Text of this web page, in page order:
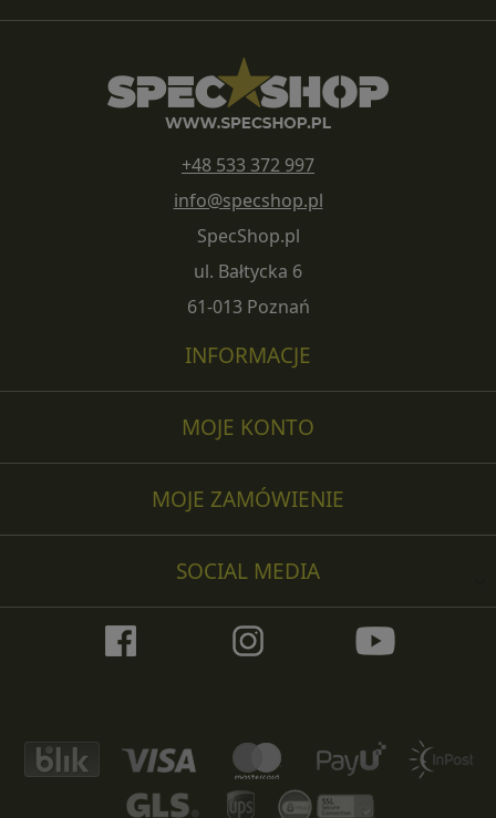
MOJE ZAMÓWIENIE
MOJE KONTO
+48 533 372 997
info@specshop.pl
SpecShop.pl
ul. Bałtycka 6
61-013 Poznań
INFORMACJE
SOCIAL MEDIA